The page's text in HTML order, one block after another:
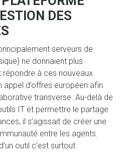
DES
serveurs de
ne donnaient plus
à ces nouveaux
appel d’offres européen afin
transverse. Au-delà de
IT et permettre le partage
il s’agissait de créer une
entre les agents.
outil c’est surtout